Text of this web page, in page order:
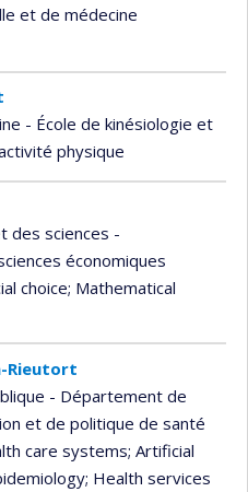
et de médecine
- École de kinésiologie et
physique
des sciences -
économiques
choice; Mathematical
Rieutort
- Département de
et de politique de santé
care systems; Artificial
; Health services